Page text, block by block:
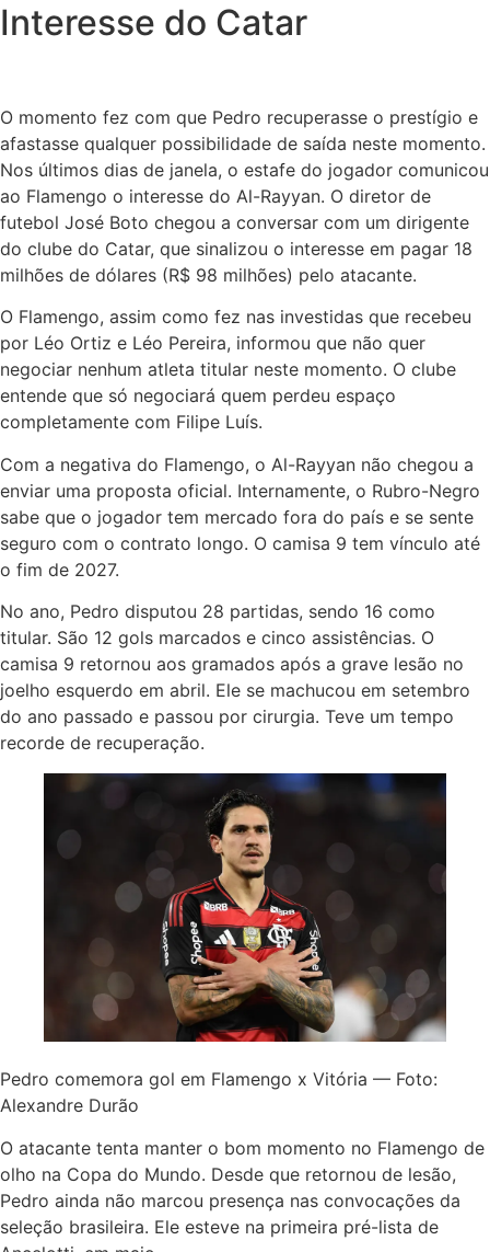
Interesse do Catar
O momento fez com que Pedro recuperasse o prestígio e
afastasse qualquer possibilidade de saída neste momento.
Nos últimos dias de janela, o estafe do jogador comunicou
ao Flamengo o interesse do Al-Rayyan. O diretor de
futebol José Boto chegou a conversar com um dirigente
do clube do Catar, que sinalizou o interesse em pagar 18
milhões de dólares (R$ 98 milhões) pelo atacante.
O Flamengo, assim como fez nas investidas que recebeu
por Léo Ortiz e Léo Pereira, informou que não quer
negociar nenhum atleta titular neste momento. O clube
entende que só negociará quem perdeu espaço
completamente com Filipe Luís.
Com a negativa do Flamengo, o Al-Rayyan não chegou a
enviar uma proposta oficial. Internamente, o Rubro-Negro
sabe que o jogador tem mercado fora do país e se sente
seguro com o contrato longo. O camisa 9 tem vínculo até
o fim de 2027.
No ano, Pedro disputou 28 partidas, sendo 16 como
titular. São 12 gols marcados e cinco assistências. O
camisa 9 retornou aos gramados após a grave lesão no
joelho esquerdo em abril. Ele se machucou em setembro
do ano passado e passou por cirurgia. Teve um tempo
recorde de recuperação.
Pedro comemora gol em Flamengo x Vitória — Foto:
Alexandre Durão
O atacante tenta manter o bom momento no Flamengo de
olho na Copa do Mundo. Desde que retornou de lesão,
Pedro ainda não marcou presença nas convocações da
seleção brasileira. Ele esteve na primeira pré-lista de